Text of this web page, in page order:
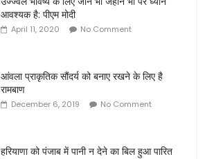
आवश्यक है: पीएम मोदी
April 11, 2020 No Comment
आंवला प्राकृतिक सौंदर्य को बनाए रखने के लिए है
रामबाण
December 6, 2019 No Comment
हरियाणा को पंजाब में पानी न देने का बिल हुआ पारित